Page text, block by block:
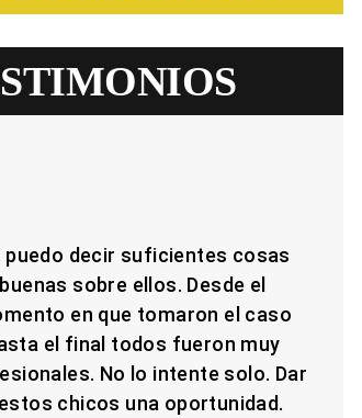
puedo decir suficientes cosas
buenas sobre ellos. Desde el
en que tomaron el caso
el final todos fueron muy
No lo intente solo. Dar
chicos una oportunidad.